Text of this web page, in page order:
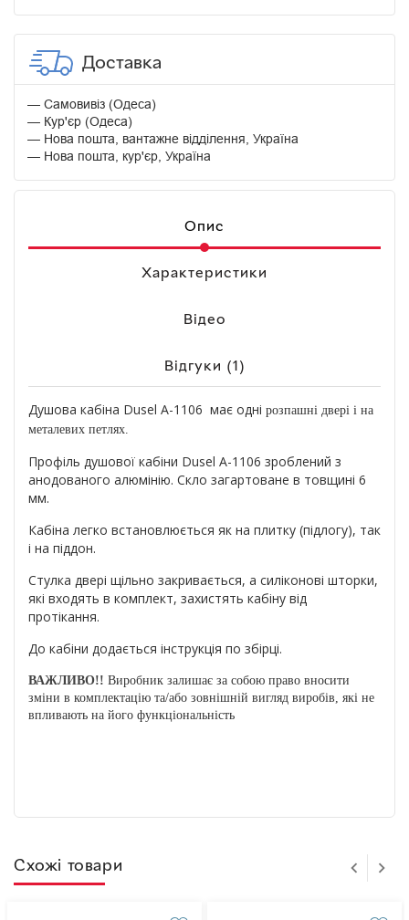
Доставка
Самовивіз (Одеса)
Кур'єр (Одеса)
Нова пошта, вантажне відділення, Україна
Нова пошта, кур'єр, Україна
Опис
Характеристики
Відео
Відгуки (1)
Душова кабіна Dusel А-1106 має одні розпашні двері і на
металевих петлях.
Профіль душової кабіни Dusel А-1106 зроблений з
анодованого алюмінію. Скло загартоване в товщині 6
мм.
Кабіна легко встановлюється як на плитку (підлогу), так
і на піддон.
Стулка двері щільно закривається, а силіконові шторки,
які входять в комплект, захистять кабіну від
протікання.
До кабіни додається інструкція по збірці.
ВАЖЛИВО!! Виробник залишає за собою право вносити
зміни в комплектацію та/або зовнішній вигляд виробів, які не
впливають на його функціональність
Схожі товари